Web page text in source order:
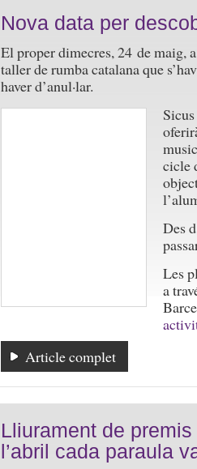
Nova data per
El proper dimecres, 24 de maig,
taller de rumba catalana que
haver d’anul·lar.
cicle
Des
Les
a
Article complet
Lliurament de
l’abril cada paraula